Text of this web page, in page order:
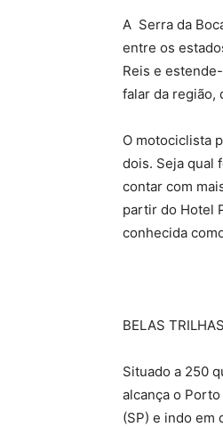
A Serra da
entre os
Reis e
falar da região,
O motociclista
dois. Seja qual
contar com
partir do Hotel
conhecida
BELAS TRILHAS
Situado a 250
alcança o
(SP) e indo em